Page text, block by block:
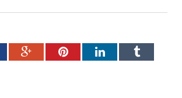
Google+PinterestLinkedInTumblr